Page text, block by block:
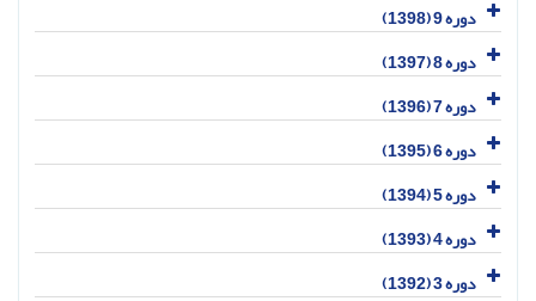
دوره 9 (1398)
دوره 8 (1397)
دوره 7 (1396)
دوره 6 (1395)
دوره 5 (1394)
دوره 4 (1393)
دوره 3 (1392)